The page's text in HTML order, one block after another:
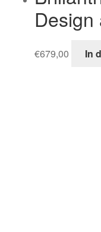
Design
€679,00 In